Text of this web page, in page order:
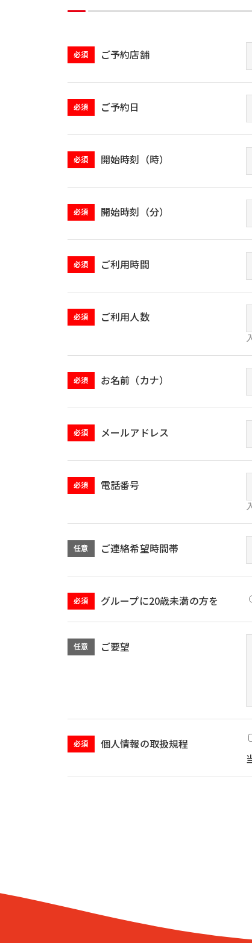
必須 ご予約店舗
必須 ご予約日
必須 開始時刻（時）
必須 開始時刻（分）
必須 ご利用時間
必須 ご利用人数
必須 お名前（カナ）
必須 メールアドレス
必須 電話番号
任意 ご連絡希望時間帯
必須 グループに20歳未満の方を
任意 ご要望
必須 個人情報の取扱規程